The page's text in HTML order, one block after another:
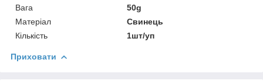
Вага
50g
Матеріал
Свинець
Кількість
1шт/уп
Приховати